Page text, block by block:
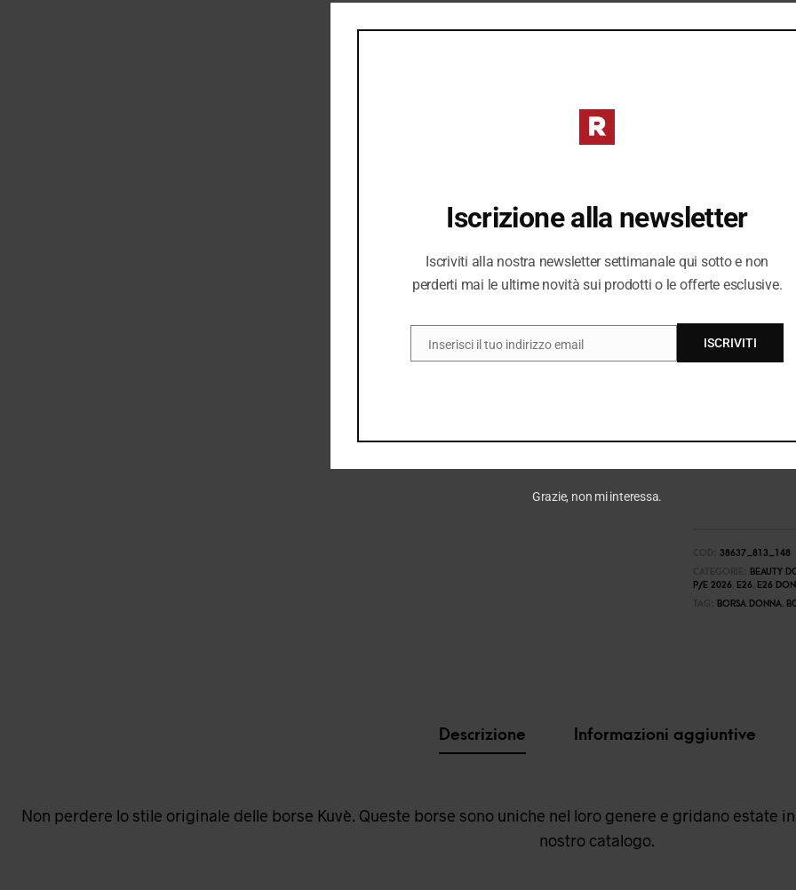
✔︎ Consegna
✔︎ Ritiro gratuito
I PREZZI
DIVERSI DAL
38637_813_148
BEAUTY
P/E 2026, E26, E26
BORSA DONNA,
Descrizione Informazioni aggiuntive
Non perdere lo stile originale delle borse Kuvè. Queste borse sono uniche nel loro genere e gridano estate
nostro catalogo.
Iscrizione alla newsletter
Iscriviti alla nostra newsletter settimanale qui sotto e non
perderti mai le ultime novità sui prodotti o le offerte esclusive.
EMAIL
Inserisci il tuo indirizzo email ISCRIVITI
Grazie, non mi interessa.